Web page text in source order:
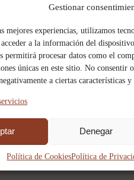
Gestionar
mejores experiencias, utilizamos
a la información del
permitirá procesar datos como el
únicas en este sitio. No consentir
a ciertas características y
Denegar
Política de CookiesPolítica de
más